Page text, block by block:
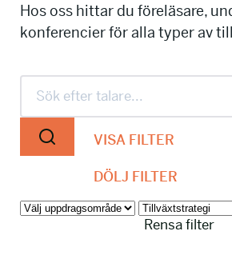
Hos oss hittar du föreläsare,
konferencier för alla typer av
VISA FILTER
DÖLJ FILTER
Rensa filter